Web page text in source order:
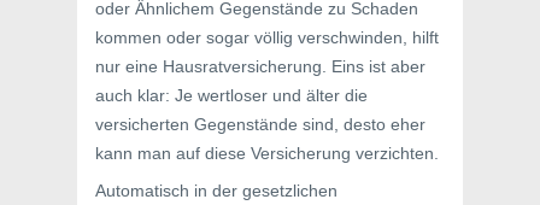
oder Ähnlichem Gegenstände zu Schaden
kommen oder sogar völlig verschwinden, hilft
nur eine Hausratversicherung. Eins ist aber
auch klar: Je wertloser und älter die
versicherten Gegenstände sind, desto eher
kann man auf diese Versicherung verzichten.
Automatisch in der gesetzlichen